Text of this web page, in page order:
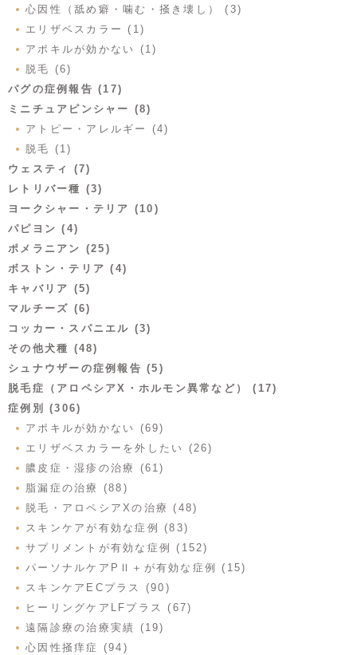
心因性（舐め癖・噛む・掻き壊し） (3)
エリザベスカラー (1)
アポキルが効かない (1)
脱毛 (6)
パグの症例報告 (17)
ミニチュアピンシャー (8)
アトピー・アレルギー (4)
脱毛 (1)
ウェスティ (7)
レトリバー種 (3)
ヨークシャー・テリア (10)
パピヨン (4)
ポメラニアン (25)
ボストン・テリア (4)
キャバリア (5)
マルチーズ (6)
コッカー・スパニエル (3)
その他犬種 (48)
シュナウザーの症例報告 (5)
脱毛症（アロペシアX・ホルモン異常など） (17)
症例別 (306)
アポキルが効かない (69)
エリザベスカラーを外したい (26)
膿皮症・湿疹の治療 (61)
脂漏症の治療 (88)
脱毛・アロペシアXの治療 (48)
スキンケアが有効な症例 (83)
サプリメントが有効な症例 (152)
パーソナルケアPⅡ＋が有効な症例 (15)
スキンケアECプラス (90)
ヒーリングケアLFプラス (67)
遠隔診療の治療実績 (19)
心因性掻痒症 (94)